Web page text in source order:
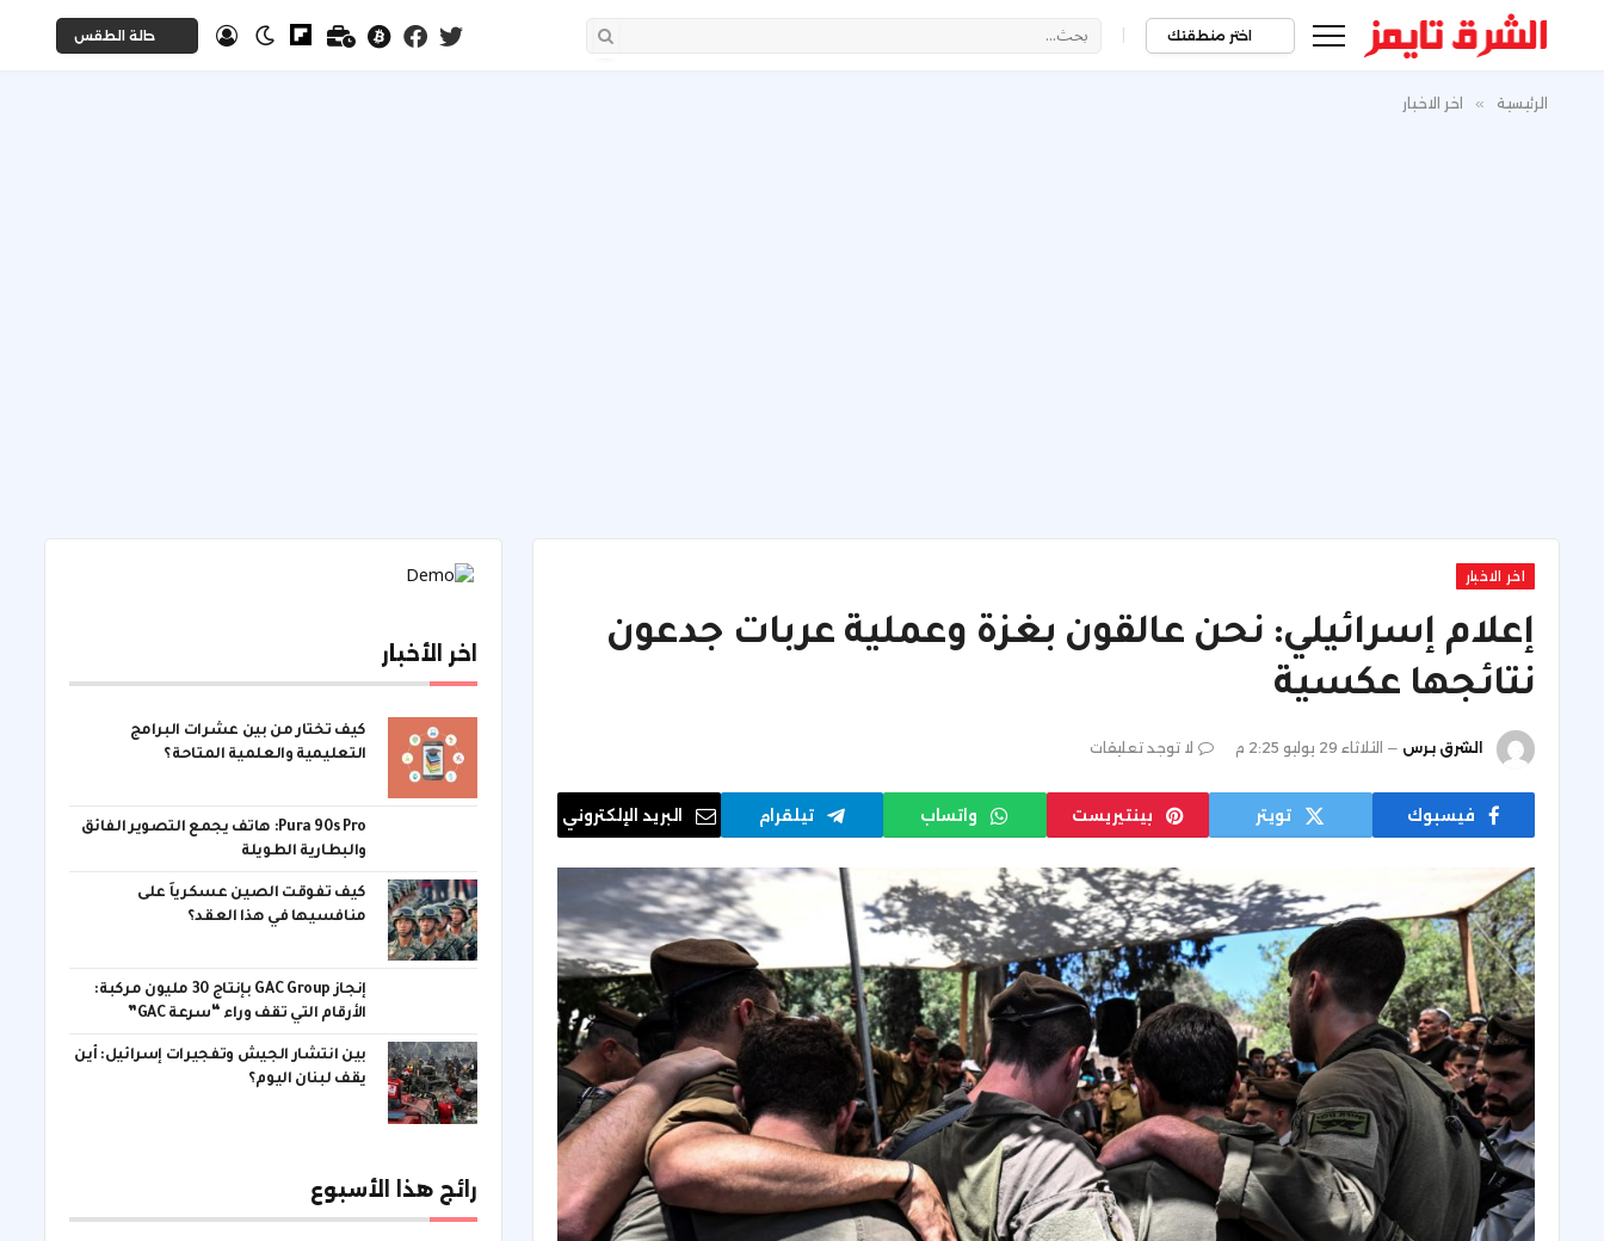
اختر منطقتك | حالة الطقس
الرئيسية » اخر الاخبار
اخر الاخبار
إعلام إسرائيلي: نحن عالقون بغزة وعملية عربات جدعون
نتائجها عكسية
الشرق برس الثلاثاء 29 يوليو 2:25 م لا توجد تعليقات
فيسبوك تويتر بينتيريست واتساب تيلقرام البريد الإلكتروني
اخر الأخبار
كيف تختار من بين عشرات البرامج
التعليمية والعلمية المتاحة؟
Pura 90s Pro: هاتف يجمع التصوير الفائق
والبطارية الطويلة
كيف تفوقت الصين عسكرياً على
منافسيها في هذا العقد؟
إنجاز GAC Group بإنتاج 30 مليون مركبة:
الأرقام التي تقف وراء “سرعة GAC”
بين انتشار الجيش وتفجيرات إسرائيل: أين
يقف لبنان اليوم؟
رائج هذا الأسبوع